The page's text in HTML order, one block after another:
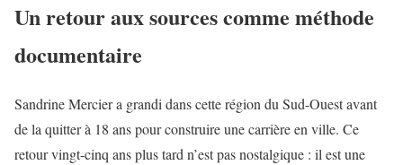
Un retour aux sources comme méthode
documentaire
Sandrine Mercier a grandi dans cette région du Sud-Ouest avant
de la quitter à 18 ans pour construire une carrière en ville. Ce
retour vingt-cinq ans plus tard n’est pas nostalgique : il est une